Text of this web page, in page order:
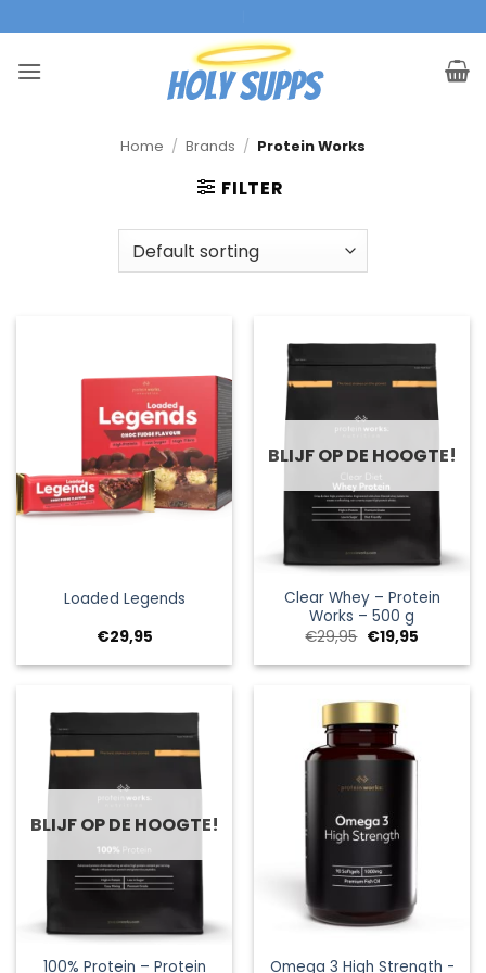
naar
inhoud
Home / Brands / Protein Works
FILTER
Loaded Legends
€29,95
BLIJF OP DE HOOGTE!
Clear Whey – Protein
Works – 500 g
€29,95 Oorspronkelijke
was:
€19,95Huidige
is:
BLIJF OP DE HOOGTE!
100% Protein – Protein Omega 3 High Strength -